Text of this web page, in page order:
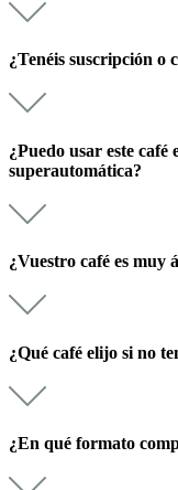
¿Tenéis suscripción o
¿Puedo usar este
superautomática?
¿Vuestro café es muy
¿Qué café elijo si no
¿En qué formato